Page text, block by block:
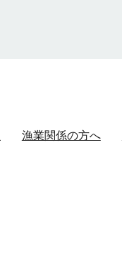
漁業関係の方へ